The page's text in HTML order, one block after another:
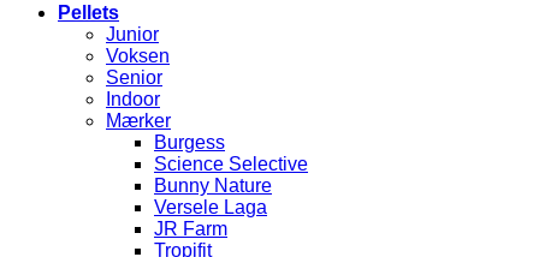
Pellets
Junior
Voksen
Senior
Indoor
Mærker
Burgess
Science Selective
Bunny Nature
Versele Laga
JR Farm
Tropifit